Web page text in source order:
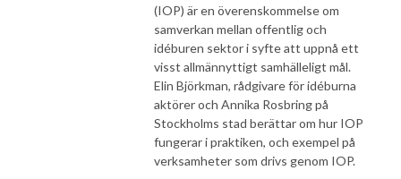
(IOP) är en överenskommelse om
samverkan mellan offentlig och
idéburen sektor i syfte att uppnå ett
visst allmännyttigt samhälleligt mål.
Elin Björkman, rådgivare för idéburna
aktörer och Annika Rosbring på
Stockholms stad berättar om hur IOP
fungerar i praktiken, och exempel på
verksamheter som drivs genom IOP.